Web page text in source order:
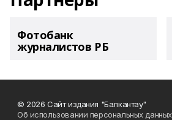
Фотобанк
журналистов РБ
© 2026 Сайт издания "Балкантау"
Об использовании персональных данных